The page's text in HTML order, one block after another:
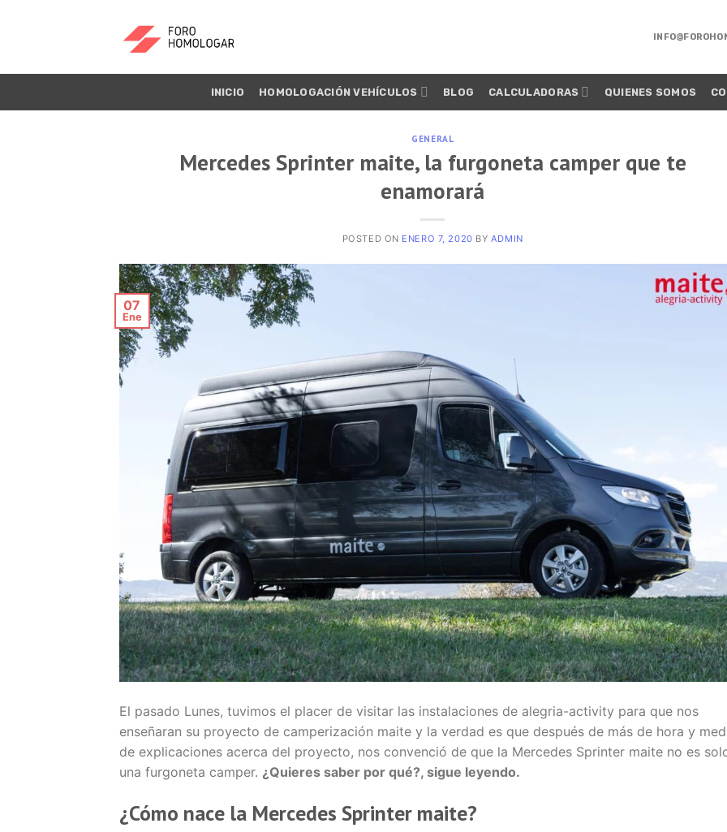
INICIO HOMOLOGACIÓN VEHÍCULOS BLOG CALCULADORAS QUIENES SOMOS
GENERAL
Mercedes Sprinter maite, la furgoneta camper que te
enamorará
POSTED ON ENERO 7, 2020 BY ADMIN
07
Ene
El pasado Lunes, tuvimos el placer de visitar las instalaciones de alegria-activity para que nos
enseñaran su proyecto de camperización maite y la verdad es que después de más de hora y
de explicaciones acerca del proyecto, nos convenció de que la Mercedes Sprinter maite no es
una furgoneta camper. ¿Quieres saber por qué?, sigue leyendo.
¿Cómo nace la Mercedes Sprinter maite?